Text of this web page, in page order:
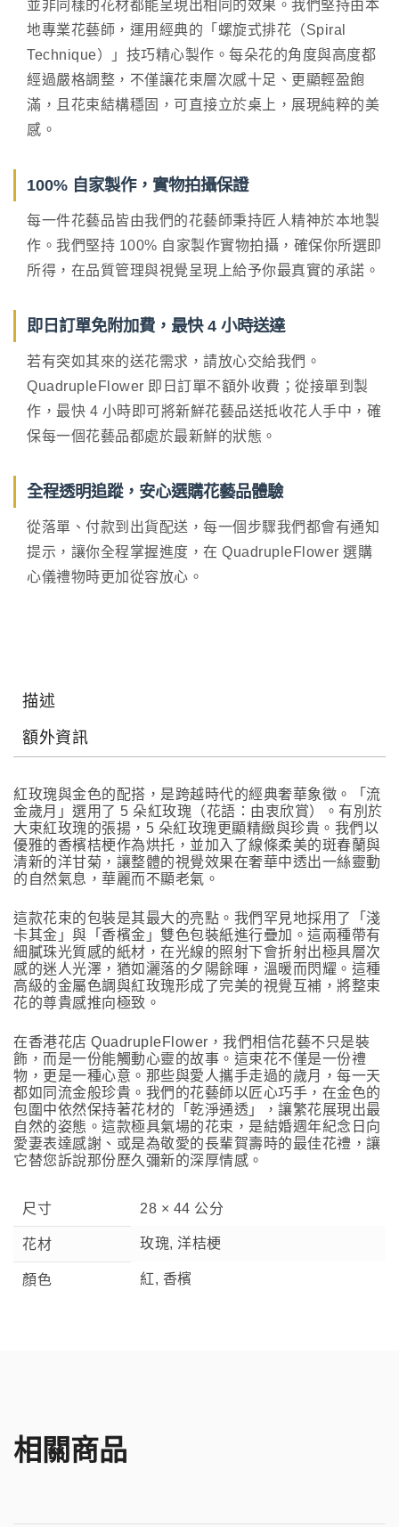
並非同樣的花材都能呈現出相同的效果。我們堅持由本
地專業花藝師，運用經典的「螺旋式排花（Spiral
Technique）」技巧精心製作。每朵花的角度與高度都
經過嚴格調整，不僅讓花束層次感十足、更顯輕盈飽
滿，且花束結構穩固，可直接立於桌上，展現純粹的美
感。
100% 自家製作，實物拍攝保證
每一件花藝品皆由我們的花藝師秉持匠人精神於本地製
作。我們堅持 100% 自家製作實物拍攝，確保你所選即
所得，在品質管理與視覺呈現上給予你最真實的承諾。
即日訂單免附加費，最快 4 小時送達
若有突如其來的送花需求，請放心交給我們。
QuadrupleFlower 即日訂單不額外收費；從接單到製
作，最快 4 小時即可將新鮮花藝品送抵收花人手中，確
保每一個花藝品都處於最新鮮的狀態。
全程透明追蹤，安心選購花藝品體驗
從落單、付款到出貨配送，每一個步驟我們都會有通知
提示，讓你全程掌握進度，在 QuadrupleFlower 選購
心儀禮物時更加從容放心。
描述
額外資訊
紅玫瑰與金色的配搭，是跨越時代的經典奢華象徵。「流
金歲月」選用了 5 朵紅玫瑰（花語：由衷欣賞）。有別於
大束紅玫瑰的張揚，5 朵紅玫瑰更顯精緻與珍貴。我們以
優雅的香檳桔梗作為烘托，並加入了線條柔美的斑春蘭與
清新的洋甘菊，讓整體的視覺效果在奢華中透出一絲靈動
的自然氣息，華麗而不顯老氣。
這款花束的包裝是其最大的亮點。我們罕見地採用了「淺
卡其金」與「香檳金」雙色包裝紙進行疊加。這兩種帶有
細膩珠光質感的紙材，在光線的照射下會折射出極具層次
感的迷人光澤，猶如灑落的夕陽餘暉，溫暖而閃耀。這種
高級的金屬色調與紅玫瑰形成了完美的視覺互補，將整束
花的尊貴感推向極致。
在香港花店 QuadrupleFlower，我們相信花藝不只是裝
飾，而是一份能觸動心靈的故事。這束花不僅是一份禮
物，更是一種心意。那些與愛人攜手走過的歲月，每一天
都如同流金般珍貴。我們的花藝師以匠心巧手，在金色的
包圍中依然保持著花材的「乾淨通透」，讓繁花展現出最
自然的姿態。這款極具氣場的花束，是結婚週年紀念日向
愛妻表達感謝、或是為敬愛的長輩賀壽時的最佳花禮，讓
它替您訴說那份歷久彌新的深厚情感。
尺寸 28 × 44 公分
花材 玫瑰, 洋桔梗
顏色 紅, 香檳
相關商品